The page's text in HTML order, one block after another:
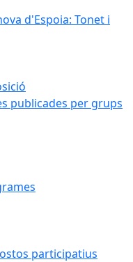
d'Espoia: Tonet i
publicades per grups
participatius